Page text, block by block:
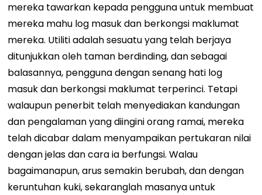
mereka tawarkan kepada pengguna untuk membuat
mereka mahu log masuk dan berkongsi maklumat
mereka. Utiliti adalah sesuatu yang telah berjaya
ditunjukkan oleh taman berdinding, dan sebagai
balasannya, pengguna dengan senang hati log
masuk dan berkongsi maklumat terperinci. Tetapi
walaupun penerbit telah menyediakan kandungan
dan pengalaman yang diingini orang ramai, mereka
telah dicabar dalam menyampaikan pertukaran nilai
dengan jelas dan cara ia berfungsi. Walau
bagaimanapun, arus semakin berubah, dan dengan
keruntuhan kuki, sekaranglah masanya untuk